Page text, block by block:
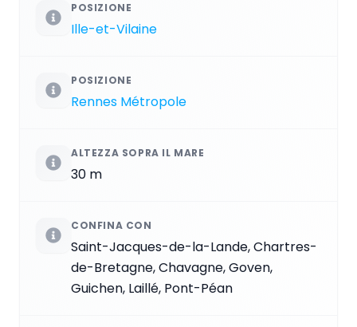
POSIZIONE
Ille-et-Vilaine
POSIZIONE
Rennes Métropole
ALTEZZA SOPRA IL MARE
30 m
CONFINA CON
Saint-Jacques-de-la-Lande, Chartres-
de-Bretagne, Chavagne, Goven,
Guichen, Laillé, Pont-Péan